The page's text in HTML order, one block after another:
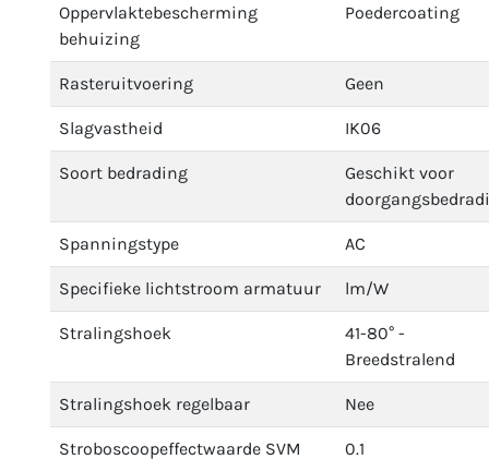
Oppervlaktebescherming
behuizing
Poedercoating
Rasteruitvoering Geen
Slagvastheid IK06
Soort bedrading
Geschikt voor
Spanningstype AC
Specifieke lichtstroom armatuur lm/W
Stralingshoek
41-80° -
Breedstralend
Stralingshoek regelbaar Nee
Stroboscoopeffectwaarde SVM 0.1